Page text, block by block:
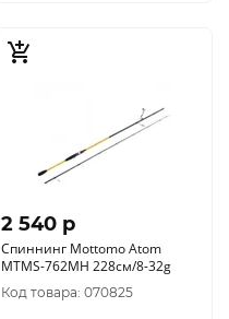
2 540 p
Спиннинг Mottomo Atom
MTMS-762MH 228см/8-32g
Код товара: 070825